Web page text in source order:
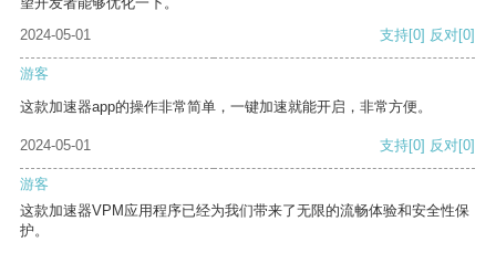
2024-05-01
支持[0] 反对[0]
游客
这款加速器app的操作非常简单，一键加速就能开启，非常方便。
2024-05-01 支持[0] 反对[0]
游客
这款加速器VPM应用程序已经为我们带来了无限的流畅体验和安全性保
护。